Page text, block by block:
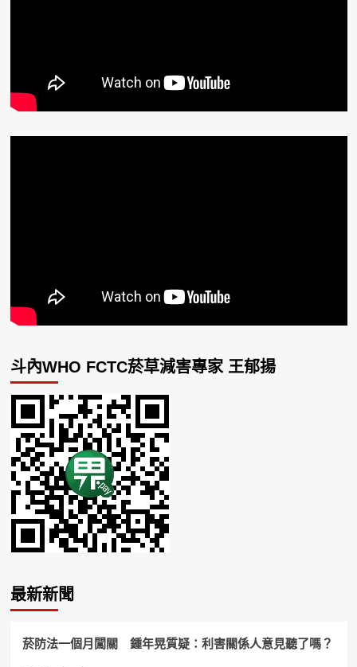
斗內WHO FCTC菸草減害專家 王郁揚
最新新聞
菸防法一個月闖關 鍾年晃質疑：利害關係人意見聽了嗎？